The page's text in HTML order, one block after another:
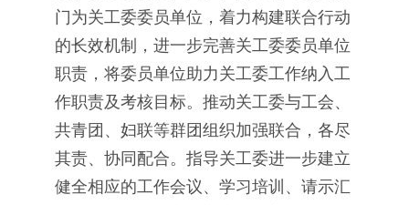
门为关工委委员单位，着力构建联合行动
的长效机制，进一步完善关工委委员单位
职责，将委员单位助力关工委工作纳入工
作职责及考核目标。推动关工委与工会、
共青团、妇联等群团组织加强联合，各尽
其责、协同配合。指导关工委进一步建立
健全相应的工作会议、学习培训、请示汇